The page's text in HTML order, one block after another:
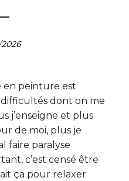
en peinture est
dont on me
j’enseigne et plus
de moi, plus je
faire paralyse
c’est censé être
ça pour relaxer